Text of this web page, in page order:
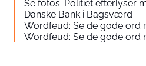
Se fotos: Politiet efterlyser
Danske Bank i Bagsværd
Wordfeud: Se de gode ord
Wordfeud: Se de gode ord